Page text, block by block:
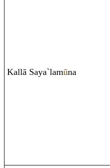
Kallā Saya`lamūna